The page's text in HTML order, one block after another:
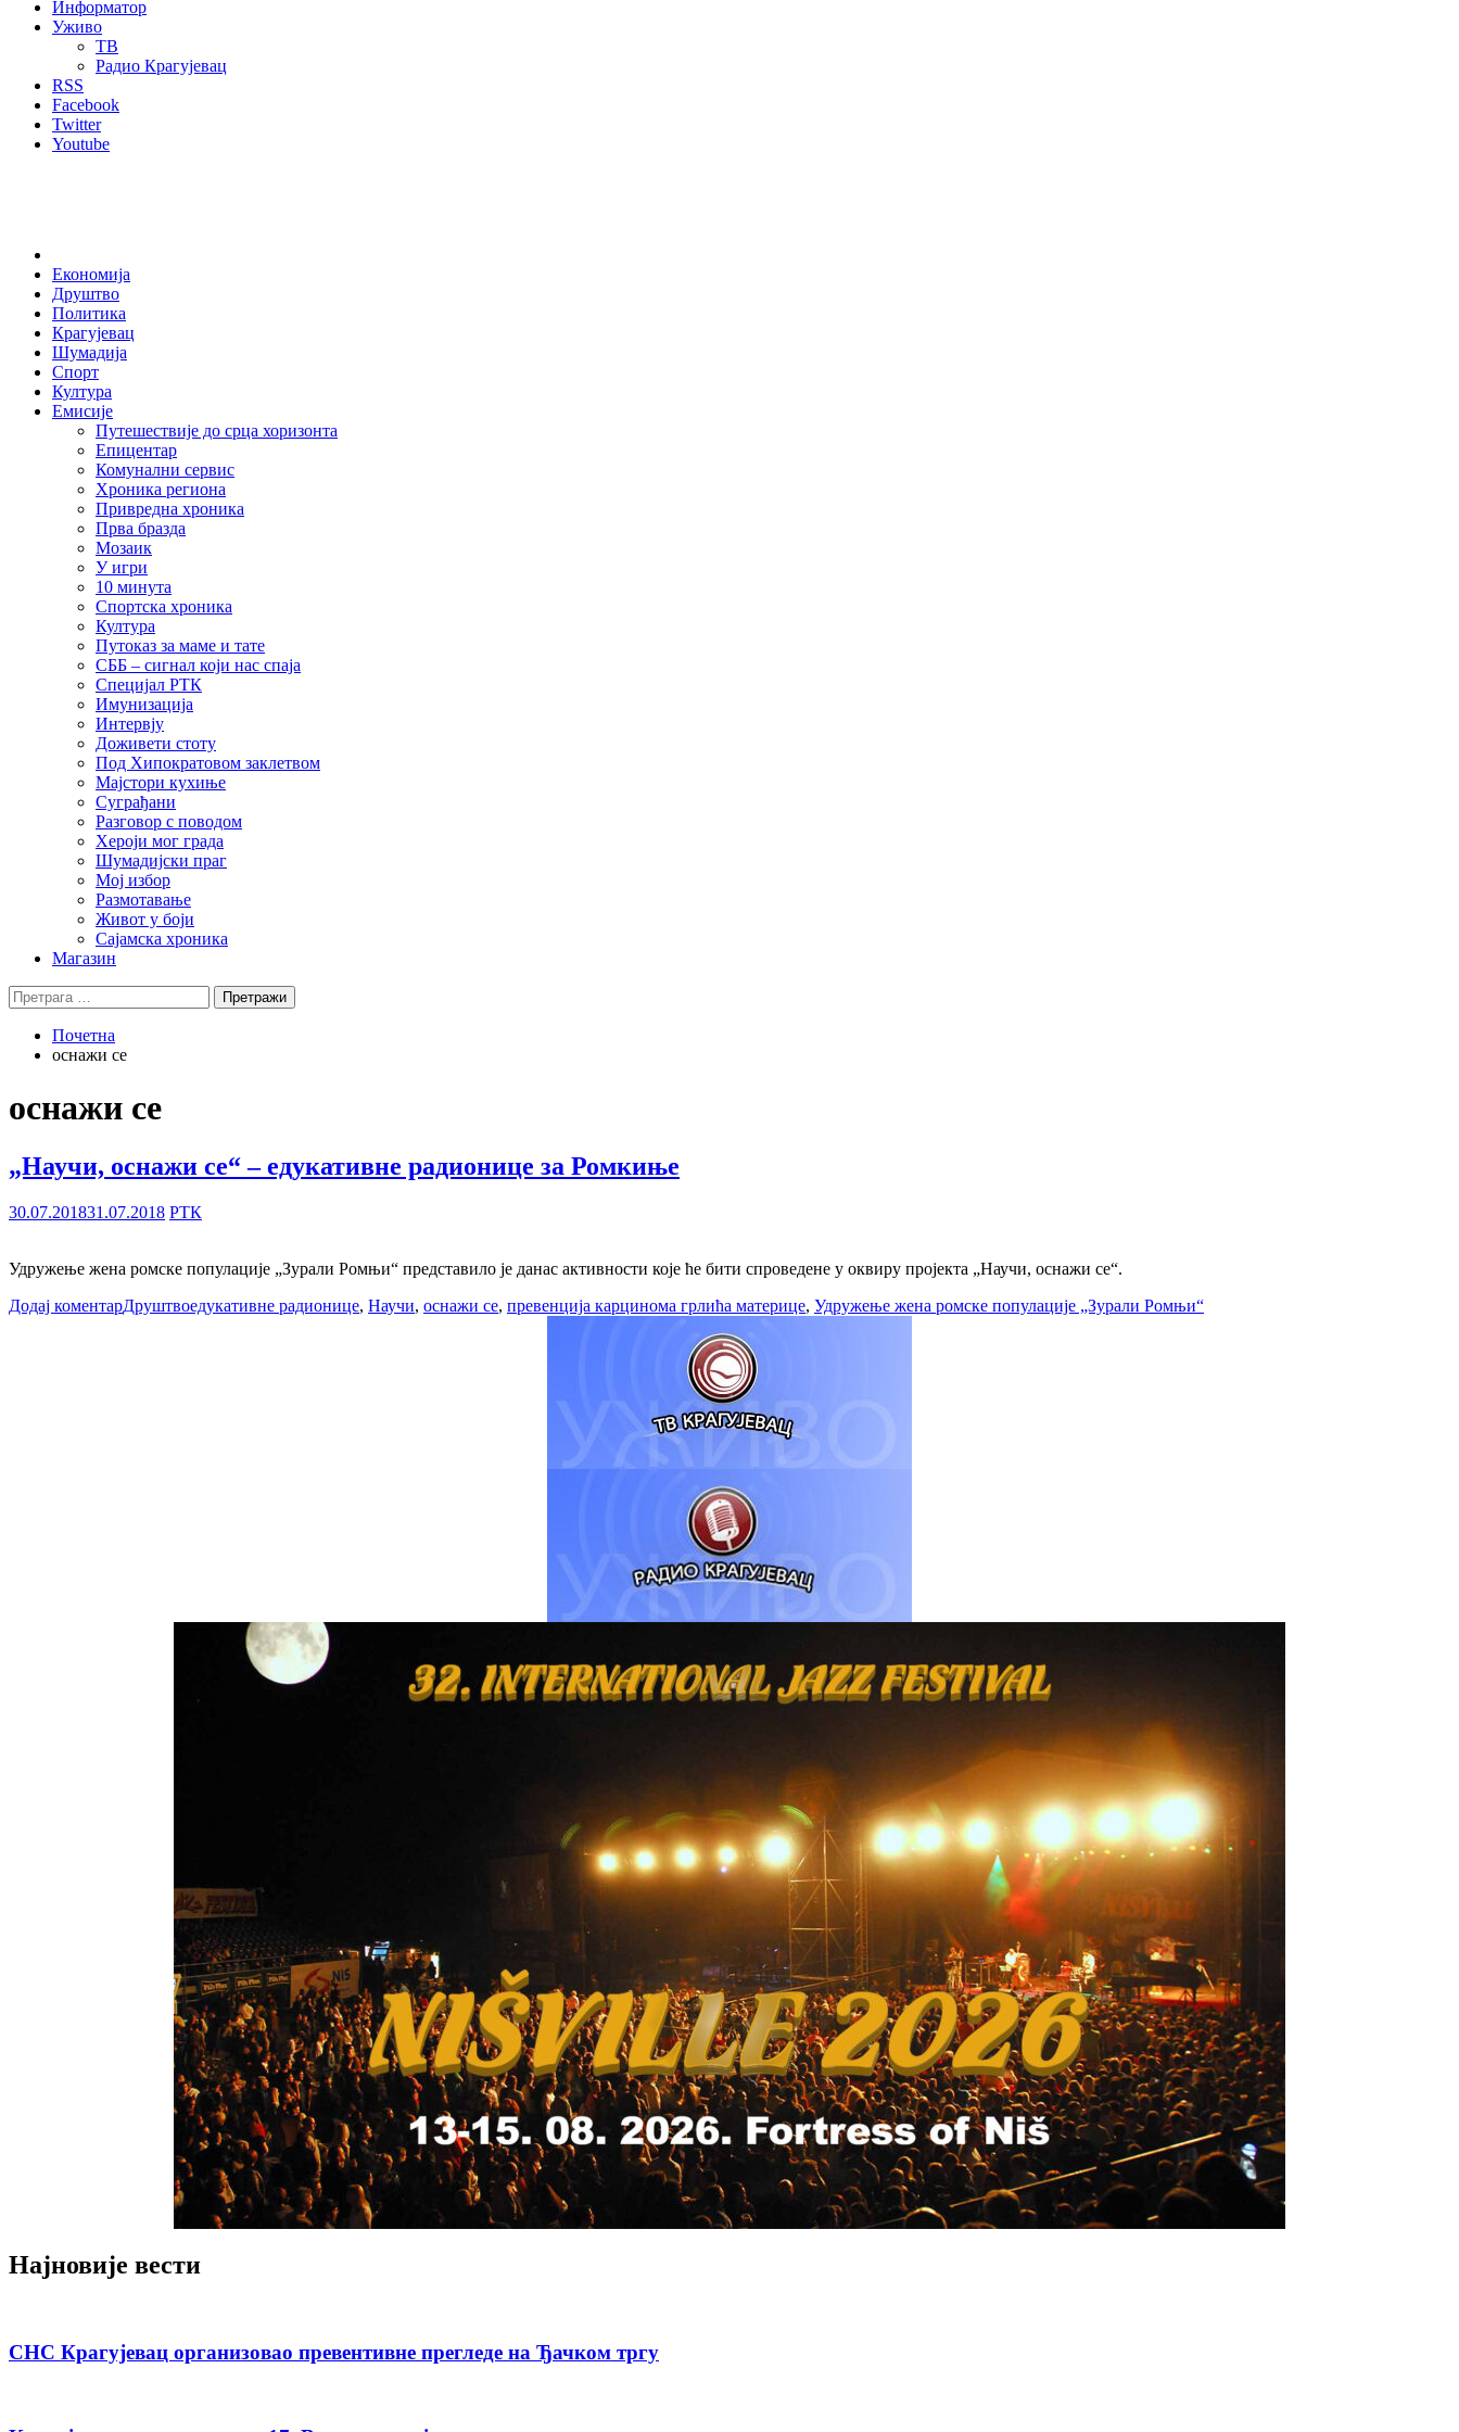
Информатор
Уживо
ТВ
Радио Крагујевац
RSS
Facebook
Twitter
Youtube
Економија
Друштво
Политика
Крагујевац
Шумадија
Спорт
Култура
Емисије
Путешествије до срца хоризонта
Епицентар
Комунални сервис
Хроника региона
Привредна хроника
Прва бразда
Мозаик
У игри
10 минута
Спортска хроника
Култура
Путоказ за маме и тате
СББ – сигнал који нас спаја
Специјал РТК
Имунизација
Интервју
Доживети стоту
Под Хипократовом заклетвом
Мајстори кухиње
Суграђани
Разговор с поводом
Хероји мог града
Шумадијски праг
Мој избор
Размотавање
Живот у боји
Сајамска хроника
Магазин
Претрага
за:
Почетна
оснажи се
оснажи се
„Научи, оснажи се“ – едукативне радионице за Ромкиње
30.07.201831.07.2018 РТК
Удружење жена ромске популације „Зурали Ромњи“ представило је данас активности које ће бити спроведене у оквиру пројекта „Научи, оснажи се“.
Додај коментарДруштвоедукативне радионице, Научи, оснажи се, превенција карцинома грлића материце, Удружење жена ромске популације „Зурали Ромњи“
Најновије вести
СНС Крагујевац организовао превентивне прегледе на Ђачком тргу